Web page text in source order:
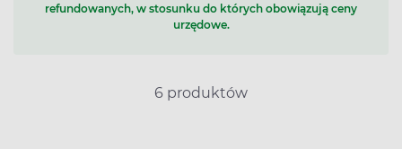
refundowanych, w stosunku do których obowiązują ceny
urzędowe.
6 produktów